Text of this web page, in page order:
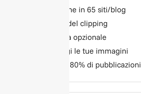
Diffusione in 65 siti/blog
Report del clipping
Scrittura opzionale
Aggiungi le tue immagini
Minimo 80% di pubblicazioni